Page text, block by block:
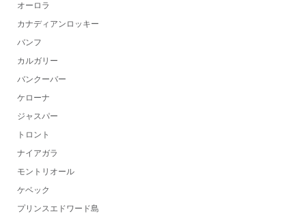
オーロラ
カナディアンロッキー
バンフ
カルガリー
バンクーバー
ケローナ
ジャスパー
トロント
ナイアガラ
モントリオール
ケベック
プリンスエドワード島